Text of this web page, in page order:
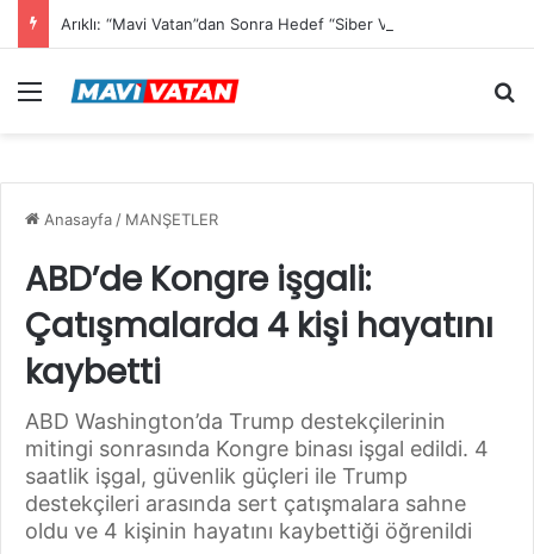
Arıklı: “Mavi Vatan”dan Sonra Hedef “Siber Vatan”
Menü
Anasayfa / MANŞETLER
ABD’de Kongre işgali:
Çatışmalarda 4 kişi hayatını
kaybetti
ABD Washington’da Trump destekçilerinin
mitingi sonrasında Kongre binası işgal edildi. 4
saatlik işgal, güvenlik güçleri ile Trump
destekçileri arasında sert çatışmalara sahne
oldu ve 4 kişinin hayatını kaybettiği öğrenildi